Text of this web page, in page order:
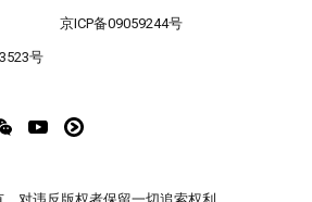
京ICP备09059244号
号